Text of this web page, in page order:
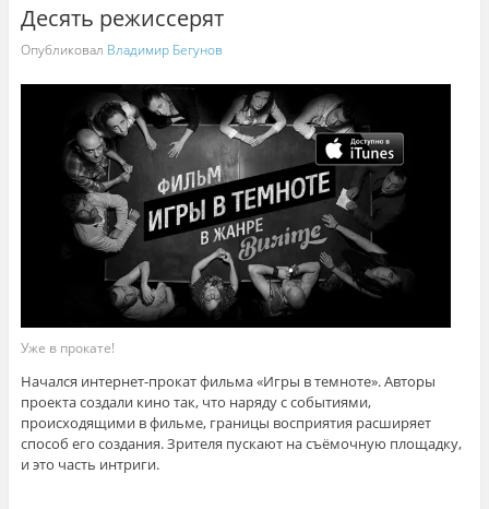
Десять режиссерят
Опубликовал Владимир Бегунов
Уже в прокате!
Начался интернет-прокат фильма «Игры в темноте». Авторы
проекта создали кино так, что наряду с событиями,
происходящими в фильме, границы восприятия расширяет
способ его создания. Зрителя пускают на съёмочную площадку,
и это часть интриги.